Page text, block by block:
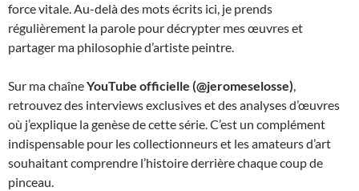
force vitale. Au-delà des mots écrits ici, je prends
régulièrement la parole pour décrypter mes œuvres et
partager ma philosophie d’artiste peintre.
Sur ma chaîneYouTube officielle (@jeromeselosse),
retrouvez des interviews exclusives et des analyses d’œuvres
où j’explique la genèse de cette série. C’est un complément
indispensable pour les collectionneurs et les amateurs d’art
souhaitant comprendre l’histoire derrière chaque coup de
pinceau.